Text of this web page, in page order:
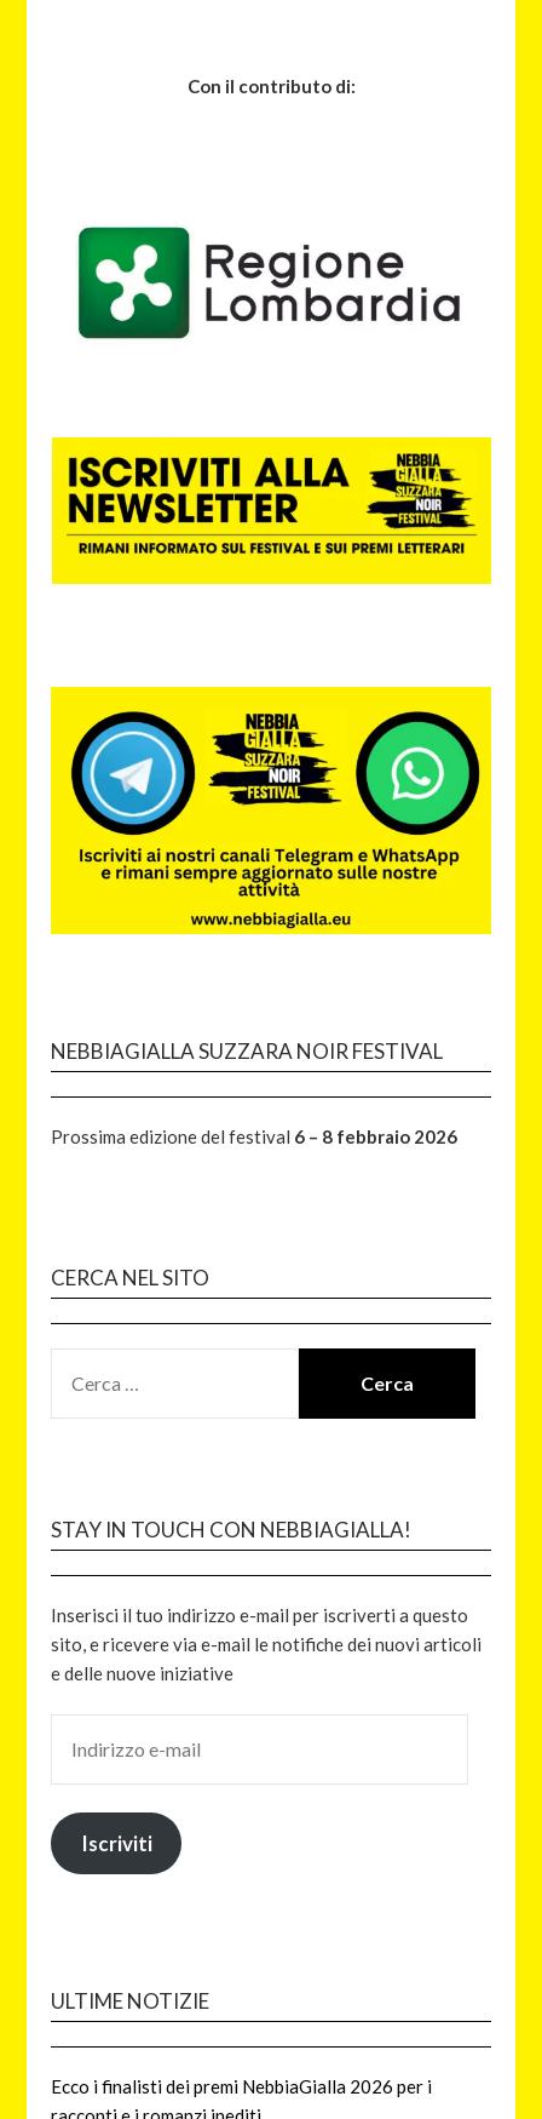
Con il contributo di:
NEBBIAGIALLA SUZZARA NOIR FESTIVAL
Prossima edizione del festival 6 – 8 febbraio 2026
CERCA NEL SITO
STAY IN TOUCH CON NEBBIAGIALLA!
Inserisci il tuo indirizzo e-mail per iscriverti a questo
sito, e ricevere via e-mail le notifiche dei nuovi articoli
e delle nuove iniziative
Iscriviti
ULTIME NOTIZIE
Ecco i finalisti dei premi NebbiaGialla 2026 per i